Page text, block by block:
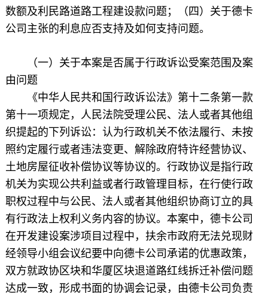
数额及利民路道路工程建设款问题；（四）关于德卡
公司主张的利息应否支持及如何支持问题。
（一）关于本案是否属于行政诉讼受案范围及案
由问题
《中华人民共和国行政诉讼法》第十二条第一款
第十一项规定，人民法院受理公民、法人或者其他组
织提起的下列诉讼：认为行政机关不依法履行、未按
照约定履行或者违法变更、解除政府特许经营协议、
土地房屋征收补偿协议等协议的。行政协议是指行政
机关为实现公共利益或者行政管理目标，在行使行政
职权过程中与公民、法人或者其他组织协商订立的具
有行政法上权利义务内容的协议。本案中，德卡公司
在开发建设案涉项目过程中，扶余市政府无法兑现财
经领导小组会议纪要中向德卡公司承诺的优惠政策，
双方就政协区块和华厦区块退道路红线拆迁补偿问题
达成一致，形成书面的协调会记录，由德卡公司负责